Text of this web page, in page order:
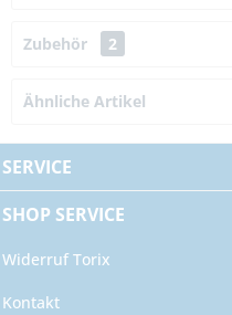
Zubehör 2
Ähnliche Artikel
SERVICE
SHOP SERVICE
Widerruf Torix
Kontakt